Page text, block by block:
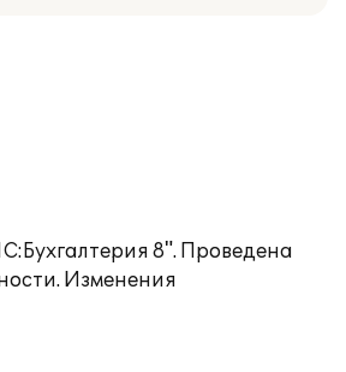
8". Проведена
Изменения